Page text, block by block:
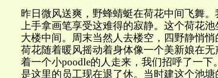
昨日微风送爽，野蜂蜻蜓在荷花中间飞舞
上手拿画笔享受这难得的寂静。这个荷花
大楼中间。周末当然人去楼空，四野静悄
荷花随着暖风摇动着身体像一个美新娘在
着一个小poodle的人走来，我们招呼了一下
是这里的员工现在退了休。当时建这个池